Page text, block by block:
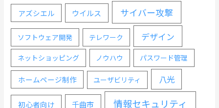
アズシエル ウイルス サイバー攻撃
ソフトウェア開発 テレワーク デザイン
ネットショッピング ノウハウ パスワード管理
ホームページ制作 ユーザビリティ 八光
初心者向け 千曲市 情報セキュリティ